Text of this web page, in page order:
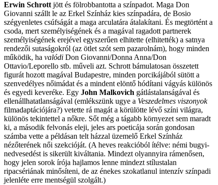
Erwin Schrottjött és fölrobbantotta a színpadot. Maga Don
Giovanni szállt le az Erkel Színház kies színpadára, de Bosio
szégyenletes csúfságát a maga arculatára átalakítani. És megtörtént a
csoda, mert személyiségének és a magával ragadott partnerek
személyiségének erejével egyszerűen elhitette (elhitették) a satnya
rendezői sutaságokról (az ötlet szót sem pazarolnám), hogy minden
működik, ha valódi Don Giovanni/Donna Anna/Don
Ottavio/Leporello stb. műveli azt. Schrott bámulatosan összetett
figurát hozott magával Budapestre, minden porcikájából sütött a
szenvedélyes nőimádat és a mindent elöntő hódítani vágyás különös
és egyedi keveréke. Egy John Malkovich gátlástalanságával és
ellenállhatatlanságával (emlékszünk ugye a Veszedelmes viszonyok
filmadaptációjára?) vetette rá magát a körülötte lévő színi világra,
különös tekintettel a nőkre. Sőt még a tágabb környezet sem maradt
ki, a második felvonás eleji, jeles ars poeticája során gondosan
számba vette a példásan telt házzal üzemelő Erkel Színház
nézőterének női szekcióját. (A heves reakcióból ítélve: némi bugyi-
nedvesedést is sikerült kiváltania. Mindezt olyannyira rámenősen,
hogy jelen sorok írója hajlamos lenne mindezt stílustalan
ripacsériának minősíteni, de az énekes szokatlanul intenzív színpadi
jelenléte erre mentségül szolgált.)